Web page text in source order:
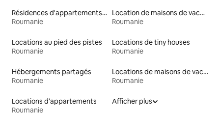
Résidences d'appartements en location
Roumanie
Location de maisons de vacances
Roumanie
Locations au pied des pistes
Roumanie
Locations de tiny houses
Roumanie
Hébergements partagés
Roumanie
Locations de maisons de vacances
Roumanie
Locations d'appartements
Roumanie
Afficher plus